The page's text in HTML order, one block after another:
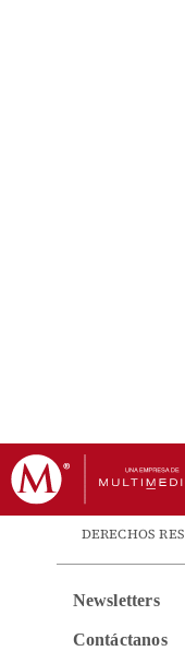
DERECHOS
Newsletters
Contáctanos